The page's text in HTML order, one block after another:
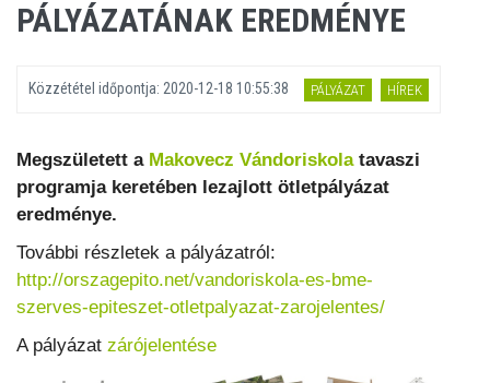
PÁLYÁZATÁNAK EREDMÉNYE
Közzététel időpontja: 2020-12-18 10:55:38 PÁLYÁZAT HÍREK
Megszületett a Makovecz Vándoriskolatavaszi
programja keretében lezajlott ötletpályázat
eredménye.
További részletek a pályázatról:
http://orszagepito.net/vandoriskola-es-bme-
szerves-epiteszet-otletpalyazat-zarojelentes/
A pályázat zárójelentése